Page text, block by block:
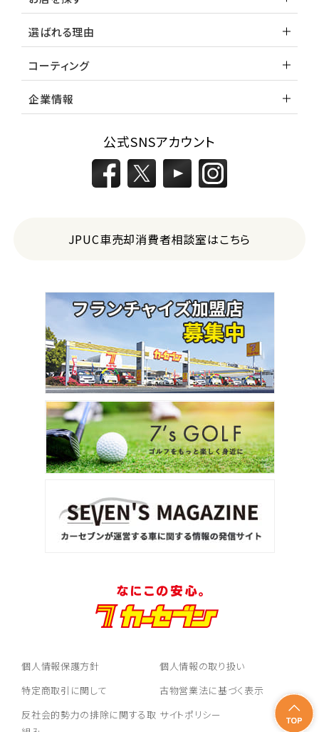
選ばれる理由
コーティング
企業情報
公式SNSアカウント
JPUC車売却消費者相談室はこちら
個人情報保護方針
個人情報の取り扱い
特定商取引に関して
古物営業法に基づく表示
反社会的勢力の排除に関する取 サイトポリシー